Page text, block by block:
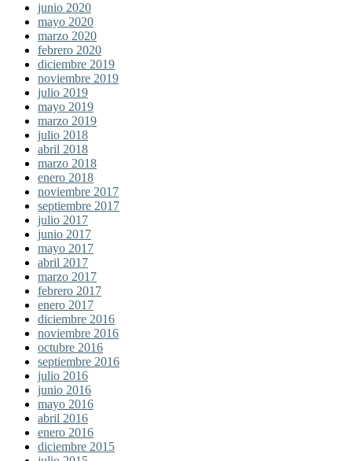
junio 2020
mayo 2020
marzo 2020
febrero 2020
diciembre 2019
noviembre 2019
julio 2019
mayo 2019
marzo 2019
julio 2018
abril 2018
marzo 2018
enero 2018
noviembre 2017
septiembre 2017
julio 2017
junio 2017
mayo 2017
abril 2017
marzo 2017
febrero 2017
enero 2017
diciembre 2016
noviembre 2016
octubre 2016
septiembre 2016
julio 2016
junio 2016
mayo 2016
abril 2016
enero 2016
diciembre 2015